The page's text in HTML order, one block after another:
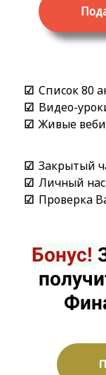
Список 80
Видео-
Живые
Закрытый
Личный
Проверка
Бонус!